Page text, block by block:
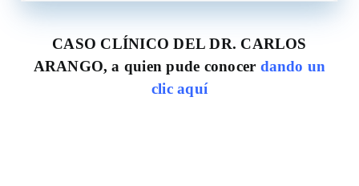
CASO CLÍNICO DEL DR. CARLOS
ARANGO, a quien pude conocer dando un
clic aquí